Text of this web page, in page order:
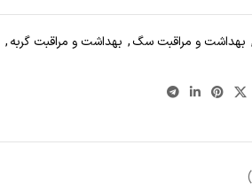
, بهداشت و مراقبت سگ, بهداشت و مراقبت گربه,